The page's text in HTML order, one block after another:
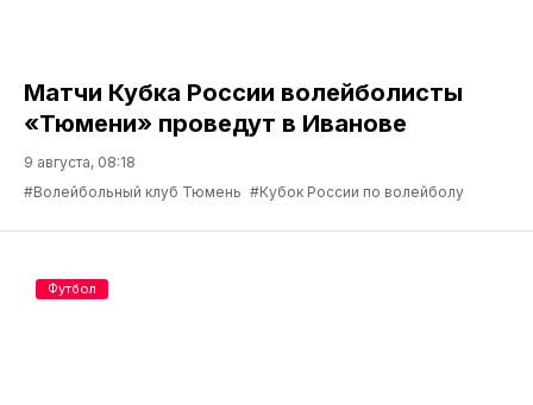
Матчи Кубка России волейболисты
«Тюмени» проведут в Иванове
9 августа, 08:18
#Волейбольный клуб Тюмень #Кубок России по волейболу
Футбол